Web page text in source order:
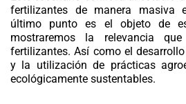
fertilizantes de manera masiva
último punto es el objeto de
mostraremos la relevancia
fertilizantes. Así como el
y la utilización de prácticas
ecológicamente sustentables.